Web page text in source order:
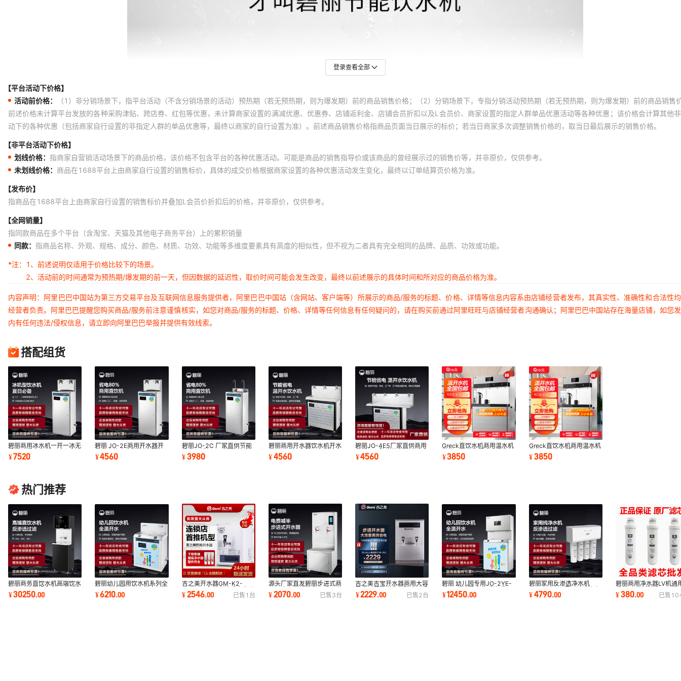
登录查看全部
【平台活动下价格】
活动前价格：
（1）非分销场景下，指平台活动（不含分销场景的活动）预热期（若无预热期，则为爆发期）前的商品销售价格；（2）分销场景下，专指分销活动预热期（若无预热期，则为爆发期）前的商品销售
前述价格未计算平台发放的各种采购津贴、跨店券、红包等优惠，未计算商家设置的满减优惠、优惠券、店铺返利金、店铺会员折扣以及L会员价、商家设置的指定人群单品优惠活动等各种优惠；该价格会计算其他
动下的各种优惠（包括商家自行设置的非指定人群的单品优惠等，最终以商家的自行设置为准）。前述商品销售价格指商品页面当日展示的标价；若当日商家多次调整销售价格的，取当日最后展示的销售价格。
【非平台活动下价格】
划线价格： 指商家自营销活动场景下的商品价格，该价格不包含平台的各种优惠活动。可能是商品的销售指导价或该商品的曾经展示过的销售价等，并非原价，仅供参考。
未划线价格： 商品在1688平台上由商家自行设置的销售标价，具体的成交价格根据商家设置的各种优惠活动发生变化，最终以订单结算页价格为准。
【发布价】
指商品在1688平台上由商家自行设置的销售标价并叠加L会员价折扣后的价格，并非原价，仅供参考。
【全网销量】
指同款商品在多个平台（含淘宝、天猫及其他电子商务平台）上的累积销量
同款： 指商品名称、外观、规格、成分、颜色、材质、功效、功能等多维度要素具有高度的相似性，但不视为二者具有完全相同的品牌、品质、功效或功能。
*注：
1、前述说明仅适用于价格比较下的场景。
2、活动前的时间通常为预热期/爆发期的前一天，但因数据的延迟性，取价时间可能会发生改变，最终以前述展示的具体时间和所对应的商品价格为准。
内容声明：阿里巴巴中国站为第三方交易平台及互联网信息服务提供者，阿里巴巴中国站（含网站、客户端等）所展示的商品/服务的标题、价格、详情等信息内容系由店铺经营者发布，其真实性、准确性和合法性
经营者负责。阿里巴巴提醒您购买商品/服务前注意谨慎核实，如您对商品/服务的标题、价格、详情等任何信息有任何疑问的，请在购买前通过阿里旺旺与店铺经营者沟通确认；阿里巴巴中国站存在海量店铺，如您
内有任何违法/侵权信息，请立即向阿里巴巴举报并提供有效线索。
搭配组货
碧丽商用冰水机一开一冰无
过滤可供50人饮用高温场
所工厂医院直饮
¥7520
碧丽 JO-2E商用开水器开
温水直饮净水饮水机学校工
厂医院50人直饮
¥4560
碧丽JO-2C 厂家直供节能
饮水不锈钢工厂学校单位
50人饮用直饮水机
¥3980
碧丽商用开水器饮水机开水
温开水直饮水机工厂学校医
院碧丽JO-3E5
¥4560
碧丽JO-4E5厂家直供商用
不锈钢医院学校办公室饮水
平台直饮净水器
¥4560
Greck直饮水机商用温水机
学校工厂大容量净水开水器
直饮机GLK-4C
¥3850
Greck直饮水机商用温水机
学校工厂大容量净水开水器
直饮机GLK-3C
¥3850
热门推荐
碧丽商务直饮水机高端饮水
机商用净水设备办公室反渗
透过滤饮水机
¥30250.00
碧丽幼儿园用饮水机系列全
温开水饮水机商用饮水机温
开水直饮水机
¥6210.00
吉之美开水器GM-K2-
15CSW 商用步进式全自动
不锈钢奶茶店烧热水机
¥2546.00 已售 1 台
源头厂家直发碧丽步进式商
用开水器不锈钢全自动开水
炉节能烧水器
¥2070.00 已售3台
吉之美吉宝开水器商用大容
量办公餐饮学校医院步进式
开水器GB-40E
¥2229.00 已售2台
碧丽 幼儿园专用JO-2YE-
N3不锈钢纯水机反渗透五
级过滤温度可调节
¥12450.00
碧丽家用反渗透净水机
RO-400D无桶五级过滤产
水量大智能换芯提醒
¥4790.00
碧丽商用净水器LV机通
滤芯PP棉活性炭RO膜
滤芯TP-3LV
¥380.00 已售